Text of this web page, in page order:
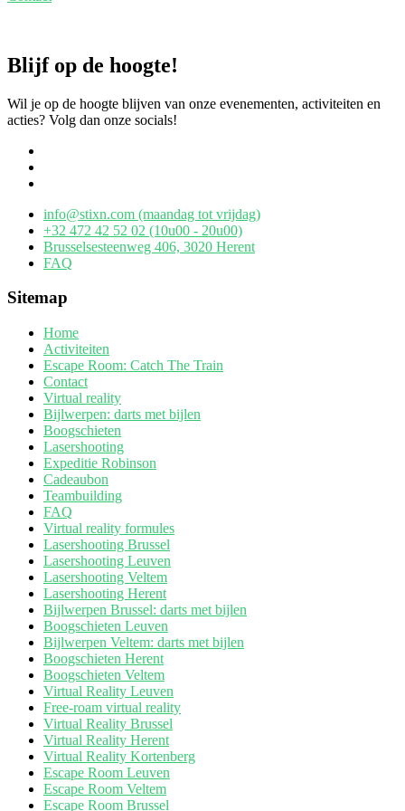
Blijf op de hoogte!
Wil je op de hoogte blijven van onze evenementen, activiteiten en
acties? Volg dan onze socials!
info@stixn.com (maandag tot vrijdag)
+32 472 42 52 02 (10u00 - 20u00)
Brusselsesteenweg 406, 3020 Herent
FAQ
Sitemap
Home
Activiteiten
Escape Room: Catch The Train
Contact
Virtual reality
Bijlwerpen: darts met bijlen
Boogschieten
Lasershooting
Expeditie Robinson
Cadeaubon
Teambuilding
FAQ
Virtual reality formules
Lasershooting Brussel
Lasershooting Leuven
Lasershooting Veltem
Lasershooting Herent
Bijlwerpen Brussel: darts met bijlen
Boogschieten Leuven
Bijlwerpen Veltem: darts met bijlen
Boogschieten Herent
Boogschieten Veltem
Virtual Reality Leuven
Free-roam virtual reality
Virtual Reality Brussel
Virtual Reality Herent
Virtual Reality Kortenberg
Escape Room Leuven
Escape Room Veltem
Escape Room Brussel